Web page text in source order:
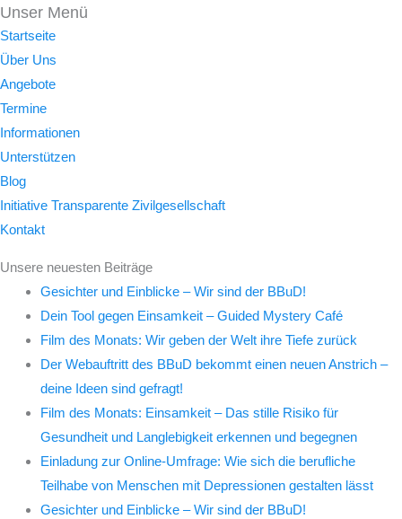
Unser Menü
Startseite
Über Uns
Angebote
Termine
Informationen
Unterstützen
Blog
Initiative Transparente Zivilgesellschaft
Kontakt
Unsere neuesten Beiträge
Gesichter und Einblicke – Wir sind der BBuD!
Dein Tool gegen Einsamkeit – Guided Mystery Café
Film des Monats: Wir geben der Welt ihre Tiefe zurück
Der Webauftritt des BBuD bekommt einen neuen Anstrich –
deine Ideen sind gefragt!
Film des Monats: Einsamkeit – Das stille Risiko für
Gesundheit und Langlebigkeit erkennen und begegnen
Einladung zur Online-Umfrage: Wie sich die berufliche
Teilhabe von Menschen mit Depressionen gestalten lässt
Gesichter und Einblicke – Wir sind der BBuD!